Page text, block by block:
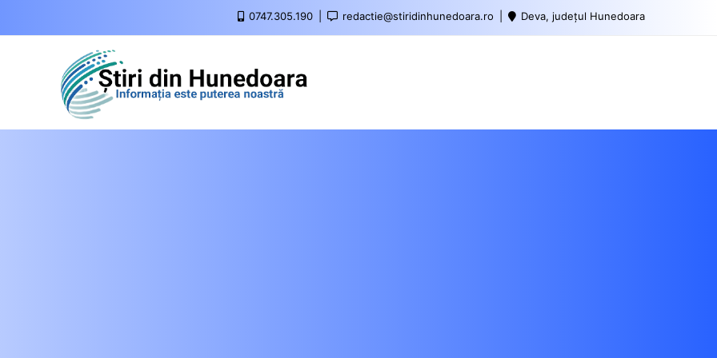
0747.305.190 redactie@stiridinhunedoara.ro Deva, județul Hunedoara